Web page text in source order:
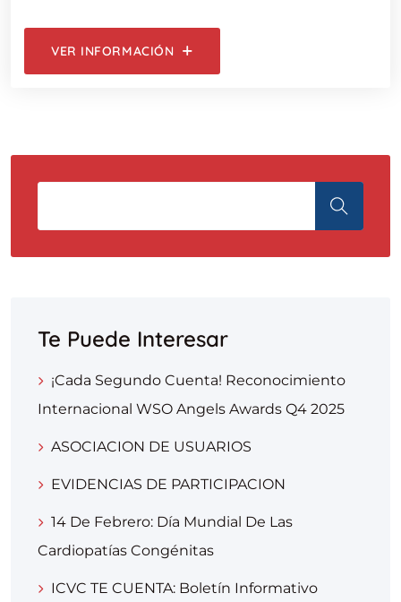
VER INFORMACIÓN
Te Puede Interesar
¡Cada Segundo Cuenta! Reconocimiento
Internacional WSO Angels Awards Q4 2025
ASOCIACION DE USUARIOS
EVIDENCIAS DE PARTICIPACION
14 De Febrero: Día Mundial De Las
Cardiopatías Congénitas
ICVC TE CUENTA: Boletín Informativo